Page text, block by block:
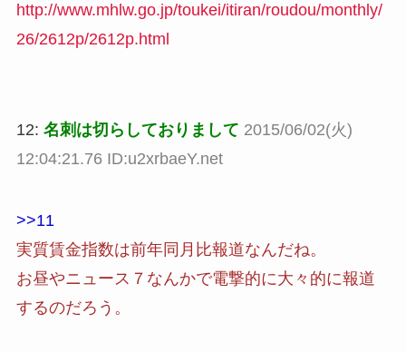
http://www.mhlw.go.jp/toukei/itiran/roudou/monthly/
26/2612p/2612p.html
12: 名刺は切らしておりまして 2015/06/02(火)
12:04:21.76 ID:u2xrbaeY.net
>>11
実質賃金指数は前年同月比報道なんだね。
お昼やニュース７なんかで電撃的に大々的に報道
するのだろう。